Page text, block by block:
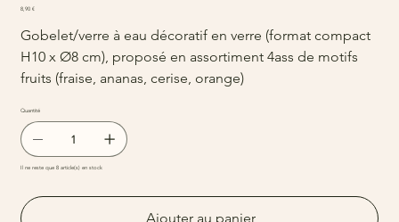
Prix
8,90 €
Gobelet/verre à eau décoratif en verre (format compact
H10 x Ø8 cm), proposé en assortiment 4ass de motifs
fruits (fraise, ananas, cerise, orange)
Quantité
Il ne reste que 8 article(s) en stock
Ajouter au panier